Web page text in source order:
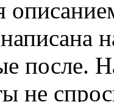
после.
не